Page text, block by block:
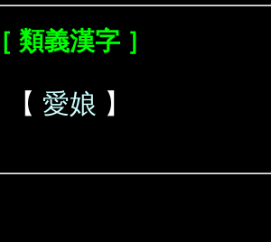
［ 類義漢字 ］
【 愛娘 】